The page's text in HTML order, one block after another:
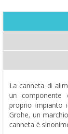
La canneta di
un componente
proprio impianto
Grohe, un
canneta è